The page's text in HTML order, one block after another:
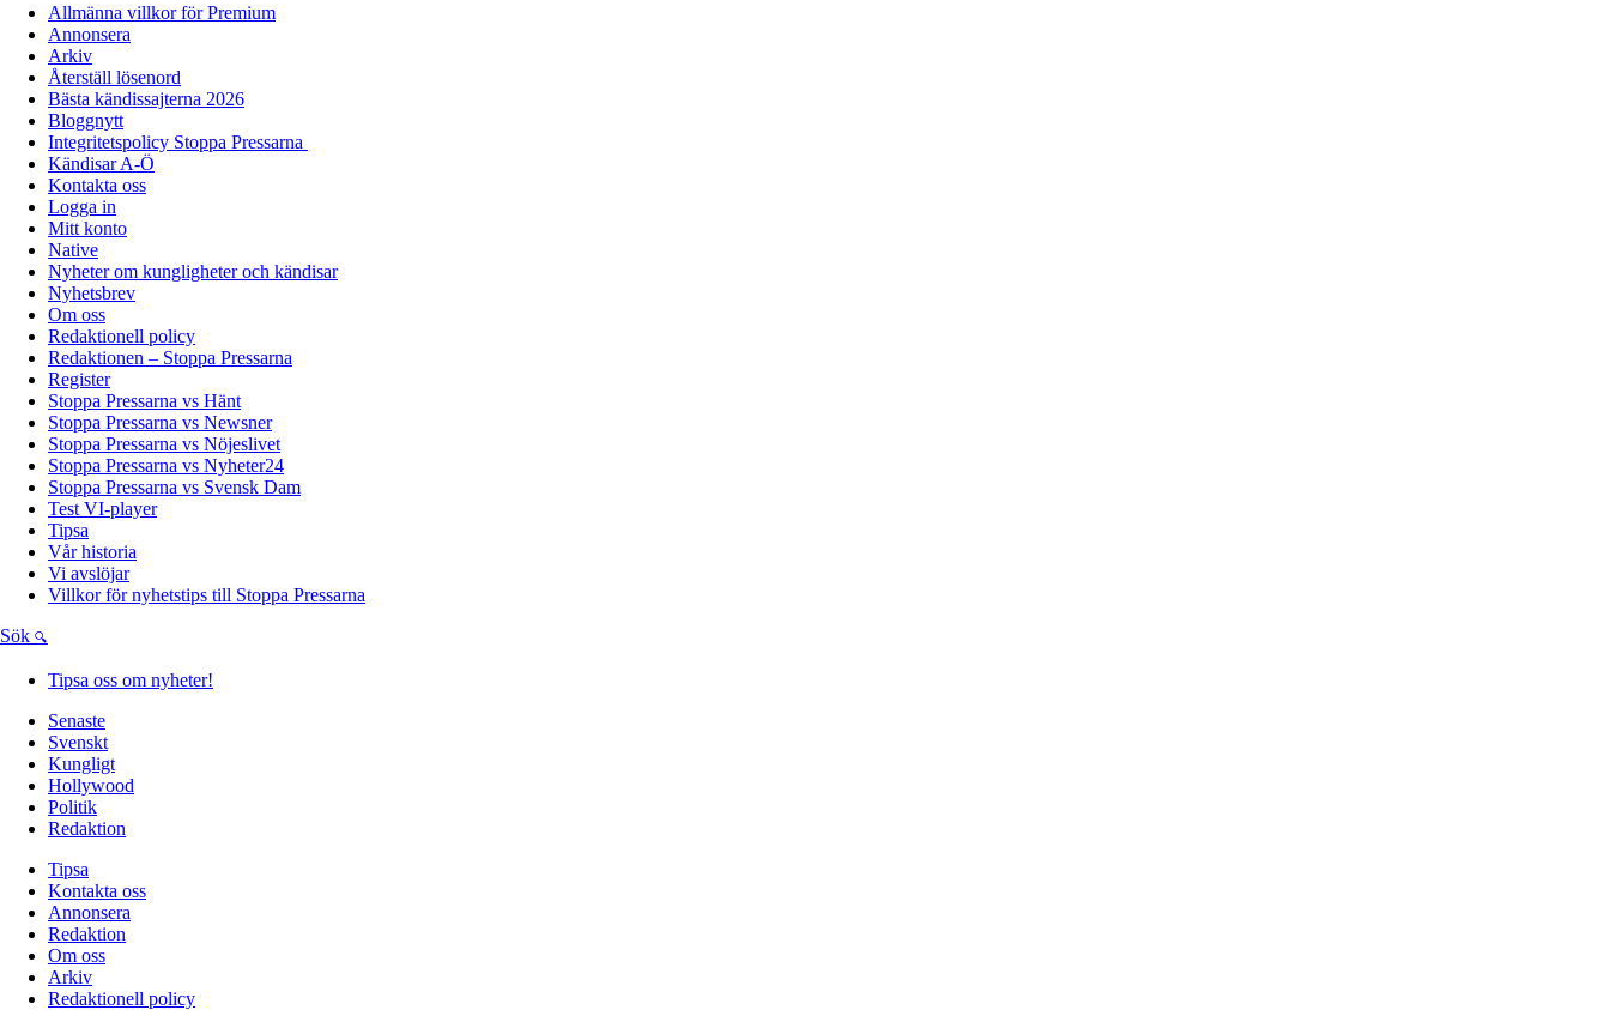
Allmänna villkor för Premium
Annonsera
Arkiv
Återställ lösenord
Bästa kändissajterna 2026
Bloggnytt
Integritetspolicy Stoppa Pressarna
Kändisar A-Ö
Kontakta oss
Logga in
Mitt konto
Native
Nyheter om kungligheter och kändisar
Nyhetsbrev
Om oss
Redaktionell policy
Redaktionen – Stoppa Pressarna
Register
Stoppa Pressarna vs Hänt
Stoppa Pressarna vs Newsner
Stoppa Pressarna vs Nöjeslivet
Stoppa Pressarna vs Nyheter24
Stoppa Pressarna vs Svensk Dam
Test VI-player
Tipsa
Vår historia
Vi avslöjar
Villkor för nyhetstips till Stoppa Pressarna
Sök
Tipsa oss om nyheter!
Senaste
Svenskt
Kungligt
Hollywood
Politik
Redaktion
Tipsa
Kontakta oss
Annonsera
Redaktion
Om oss
Arkiv
Redaktionell policy